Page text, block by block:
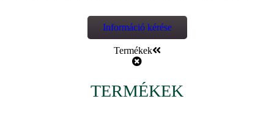
Információ kérése
Termékek
TERMÉKEK